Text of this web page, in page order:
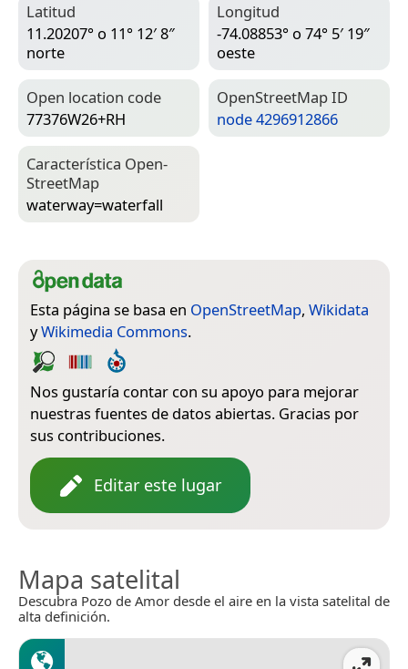
Latitud
11.20207° o 11° 12′ 8″
norte
Longitud
-74.08853° o 74° 5′ 19″
oeste
Open location code
77376W26+RH
Open­Street­Map ID
node 4296912866
Característica Open­
Street­Map
waterway=­waterfall
Esta página se basa en OpenStreetMap, Wikidata
yWikimedia Commons.
Nos gustaría contar con su apoyo para mejorar
nuestras fuentes de datos abiertas. Gracias por
sus contribuciones.
Editar este lugar
Mapa satelital
Descubra Pozo de Amor desde el aire en la vista satelital de
alta definición.